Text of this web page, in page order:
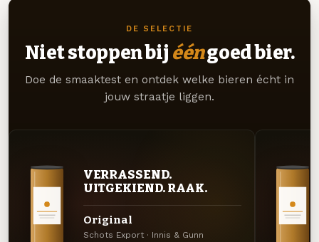
DE SELECTIE
Niet stoppen bij ééngoed bier.
Doe de smaaktest en ontdek welke bieren écht in
jouw straatje liggen.
VERRASSEND.
UITGEKIEND. RAAK.
Original
Schots Export · Innis & Gunn